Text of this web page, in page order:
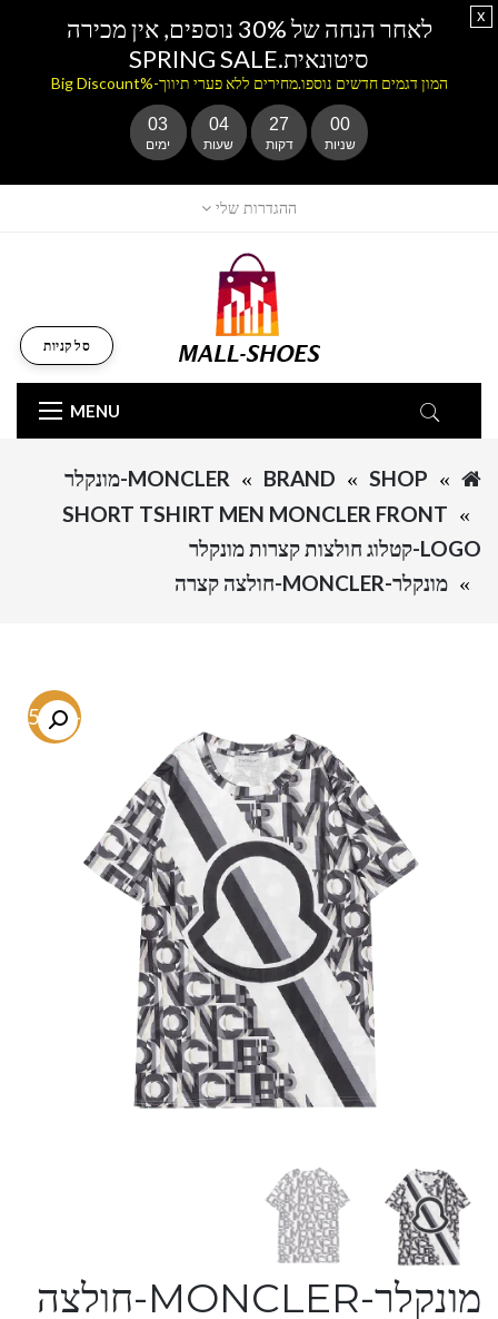
ההגדרות שלי
MENU
סל קניות
SHOP
BRAND
MONCLER-מונקלר
SHORT TSHIRT MEN MONCLER FRONT
LOGO-קטלוג חולצות קצרות מונקלר
מונקלר-MONCLER-חולצה קצרה
-75.9%
מונקלר-MONCLER-חולצה
לאחר הנחה של 30% נוספים, אין מכירה
סיטונאית.SPRING SALE
המון דגמים חדשים נוספו.מחירים ללא פערי תיווך-%Big Discount
03
ימים
04
שעות
27
דקות
00
שניות
x